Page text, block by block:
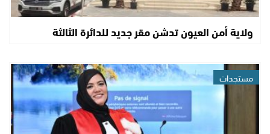
ولاية أمن العيون تدشن مقر جديد للدائرة الثالثة
مستجدات